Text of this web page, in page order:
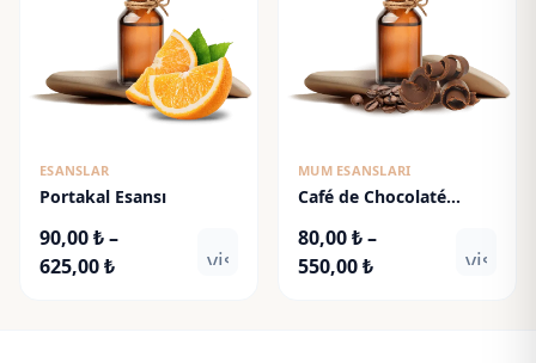
ESANSLAR
Portakal Esansı
90,00₺–
625,00₺Fiyat
visibility
MUM ESANSLARI
Café de Chocolaté
80,00₺–
550,00₺Fiyat